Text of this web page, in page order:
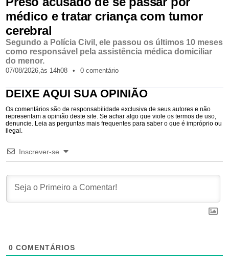
médico e tratar criança com tumor
cerebral
Segundo a Polícia Civil, ele passou os últimos 10 meses
como responsável pela assistência médica domiciliar
do menor.
07/08/2026,às 14h08 • 0 comentário
DEIXE AQUI SUA OPINIÃO
Os comentários são de responsabilidade exclusiva de seus autores e não
representam a opinião deste site. Se achar algo que viole os termos de uso,
denuncie. Leia as perguntas mais frequentes para saber o que é impróprio ou
ilegal.
Inscrever-se
0 COMENTÁRIOS